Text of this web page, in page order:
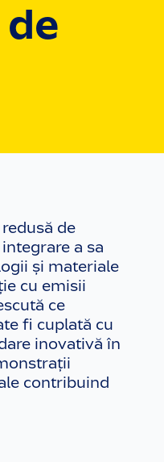
de
a sa
și materiale
cu emisii
ce
fi cuplată cu
inovativă în
contribuind